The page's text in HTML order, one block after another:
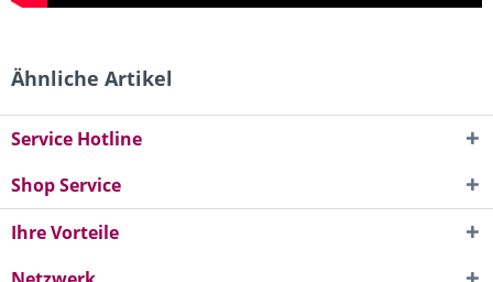
Ähnliche Artikel
Service Hotline
Shop Service
Ihre Vorteile